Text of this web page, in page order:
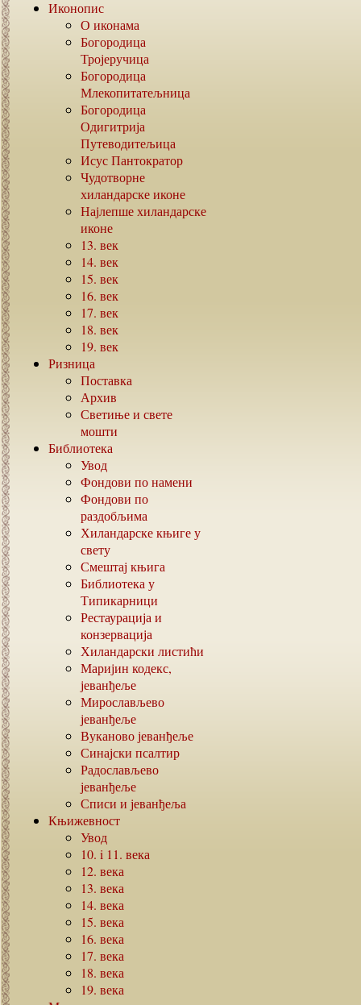
Иконопис
О иконама
Богородица
Тројеручица
Богородица
Млекопитатељница
Богородица
Одигитрија
Путеводитељица
Исус Пантократор
Чудотворне
хиландарске иконе
Најлепше хиландарске
иконе
13. век
14. век
15. век
16. век
17. век
18. век
19. век
Ризница
Поставка
Архив
Светиње и свете
мошти
Библиотека
Увод
Фондови по намени
Фондови по
раздобљима
Хиландарске књиге у
свету
Смештај књига
Библиотека у
Типикарници
Рестаурација и
конзервација
Хиландарски листићи
Маријин кодекс,
јеванђеље
Мирослављево
јеванђеље
Вуканово јеванђеље
Синајски псалтир
Радослављево
јеванђеље
Списи и јеванђеља
Књижевност
Увод
10. i 11. века
12. века
13. века
14. века
15. века
16. века
17. века
18. века
19. века